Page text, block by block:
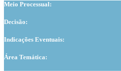
Meio Processual:
Decisão:
Indicações Eventuais:
Área Temática: